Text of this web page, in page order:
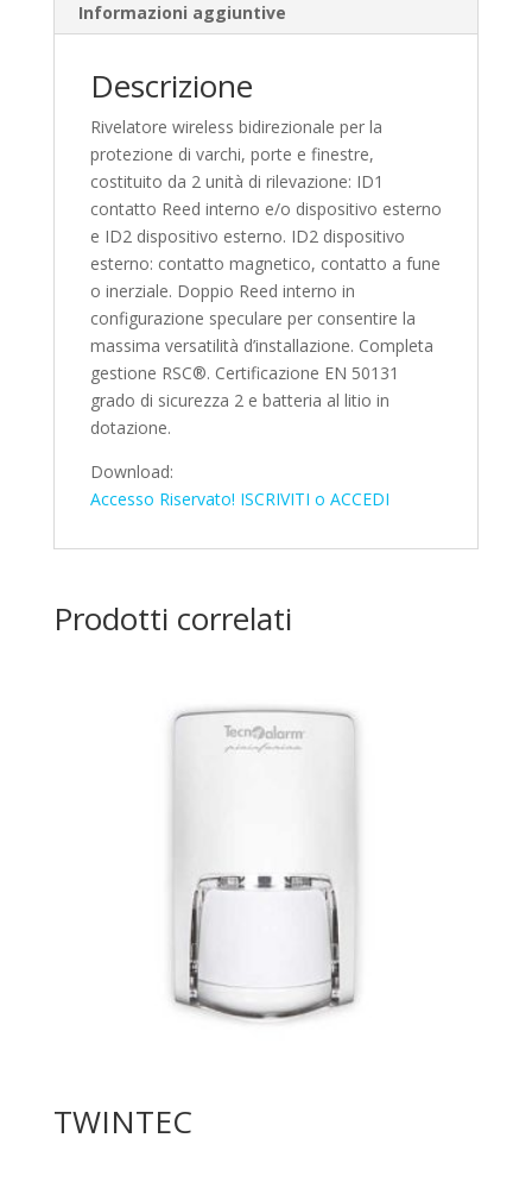
Informazioni aggiuntive
Descrizione
Rivelatore wireless bidirezionale per la
protezione di varchi, porte e finestre,
costituito da 2 unità di rilevazione: ID1
contatto Reed interno e/o dispositivo esterno
e ID2 dispositivo esterno. ID2 dispositivo
esterno: contatto magnetico, contatto a fune
o inerziale. Doppio Reed interno in
configurazione speculare per consentire la
massima versatilità d’installazione. Completa
gestione RSC®. Certificazione EN 50131
grado di sicurezza 2 e batteria al litio in
dotazione.
Download:
Accesso Riservato! ISCRIVITI o ACCEDI
Prodotti correlati
TWINTEC